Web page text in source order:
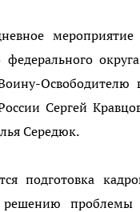
федерального
Освободителю
Сергей
Середюк.
подготовка
проблемы